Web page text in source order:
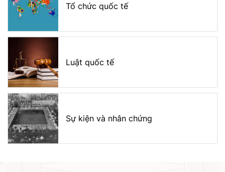
Tổ chức quốc tế
Luật quốc tế
Sự kiện và nhân chứng